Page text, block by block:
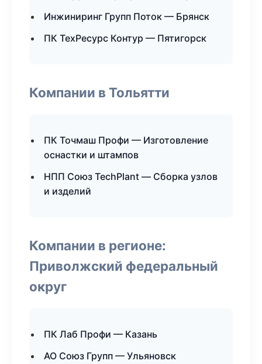
Инжиниринг Групп Поток — Брянск
ПК ТехРесурс Контур — Пятигорск
Компании в Тольятти
ПК Точмаш Профи — Изготовление
оснастки и штампов
НПП Союз TechPlant — Сборка узлов
и изделий
Компании в регионе:
Приволжский федеральный
округ
ПК Лаб Профи — Казань
АО Союз Групп — Ульяновск